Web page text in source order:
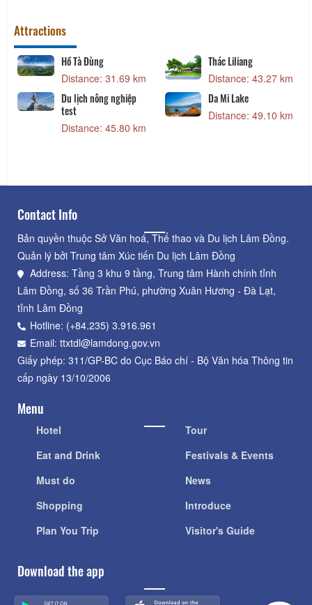
Attractions
Hồ Tà Đùng
Distance: 31.69 km
Thác Liliang
Distance: 43.27 km
Du lịch nông nghiệp
test
Distance: 45.80 km
Da Mi Lake
Distance: 49.10 km
Contact Info
Bản quyền thuộc Sở Văn hoá, Thể thao và Du lịch Lâm Đồng.
Quản lý bởi Trung tâm Xúc tiến Du lịch Lâm Đồng
Address: Tầng 3 khu 9 tầng, Trung tâm Hành chính tỉnh
Lâm Đồng, số 36 Trần Phú, phường Xuân Hương - Đà Lạt,
tỉnh Lâm Đồng
Hotline: (+84.235) 3.916.961
Email: ttxtdl@lamdong.gov.vn
Giấy phép: 311/GP-BC do Cục Báo chí - Bộ Văn hóa Thông tin
cấp ngày 13/10/2006
Menu
Hotel
Eat and Drink
Must do
Shopping
Plan You Trip
Tour
Festivals & Events
News
Introduce
Visitor's Guide
Download the app